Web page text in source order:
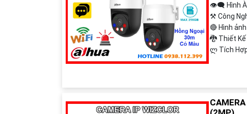
👁️‍🗨 Hình
⚒ Công
🔴 Hình
🐉️ Thiết
️ლ Tích